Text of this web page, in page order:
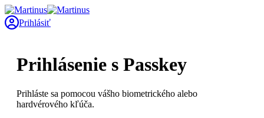
Prihlásiť
Prihlásenie s Passkey
Prihláste sa pomocou vášho biometrického alebo
hardvérového kľúča.